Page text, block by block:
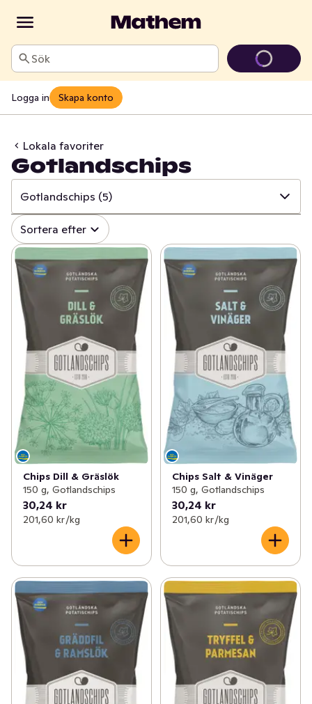
Sök
Logga in Skapa konto
Lokala favoriter
Gotlandschips
Gotlandschips (5)
✓ Alla (242)
✓ Österhagen Glass (7)
(22)
✓ Svenskt gårdsvilt
✓ Väddö gårdsmejeri (9)
✓ Värmdö bryggeri (3)
✓ Sövde musteri (5)
Roslagsmjölk (5)
✓ Kalf & Hansen (8)
✓ Gateau
✓ Per i Viken (12)
✓ Englamust (4)
✓ Roots of Malmö (3)
✓ Pärlans konfektyr
✓ Bosarpkyckling (4)
Sortera efter
Chips Dill & Gräslök
150 g, Gotlandschips
30,24 kr
201,60 kr /kg
Chips Salt & Vinäger
150 g, Gotlandschips
30,24 kr
201,60 kr /kg